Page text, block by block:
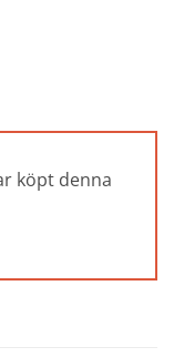
köpt denna